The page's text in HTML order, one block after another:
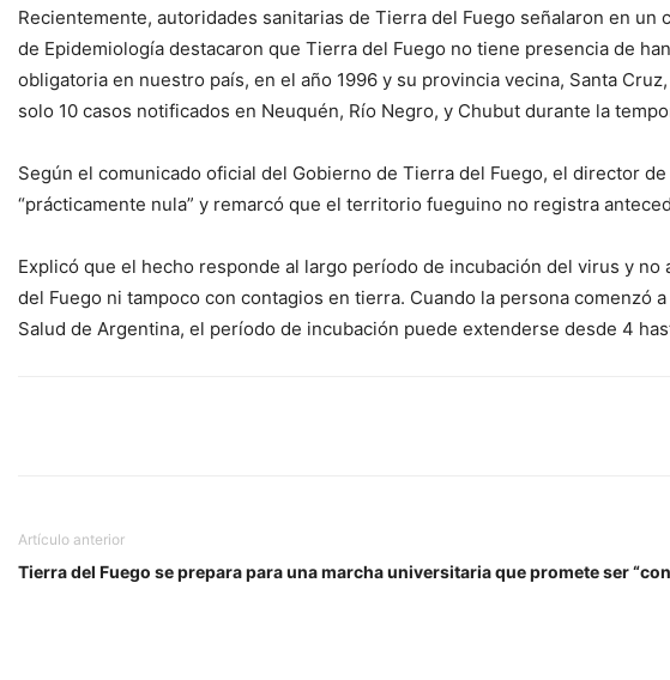
Recientemente, autoridades sanitarias de Tierra del Fuego señalaron en
de Epidemiología destacaron que Tierra del Fuego no tiene presencia de
obligatoria en nuestro país, en el año 1996 y su provincia vecina, Santa
solo 10 casos notificados en Neuquén, Río Negro, y Chubut durante la
Según el comunicado oficial del Gobierno de Tierra del Fuego, el director
“prácticamente nula” y remarcó que el territorio fueguino no registra
Explicó que el hecho responde al largo período de incubación del virus y
del Fuego ni tampoco con contagios en tierra. Cuando la persona
Salud de Argentina, el período de incubación puede extenderse desde 4
Artículo anterior
Tierra del Fuego se prepara para una marcha universitaria que promete ser